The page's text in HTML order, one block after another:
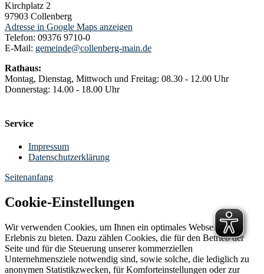
Kirchplatz 2
97903 Collenberg
Adresse in Google Maps anzeigen
Telefon: 09376 9710-0
E-Mail: gemeinde@collenberg-main.de
Rathaus:
Montag, Dienstag, Mittwoch und Freitag: 08.30 - 12.00 Uhr
Donnerstag: 14.00 - 18.00 Uhr
Service
Impressum
Datenschutzerklärung
Seitenanfang
Cookie-Einstellungen
Wir verwenden Cookies, um Ihnen ein optimales Webseiten-
Erlebnis zu bieten. Dazu zählen Cookies, die für den Betrieb der
Seite und für die Steuerung unserer kommerziellen
Unternehmensziele notwendig sind, sowie solche, die lediglich zu
anonymen Statistikzwecken, für Komforteinstellungen oder zur